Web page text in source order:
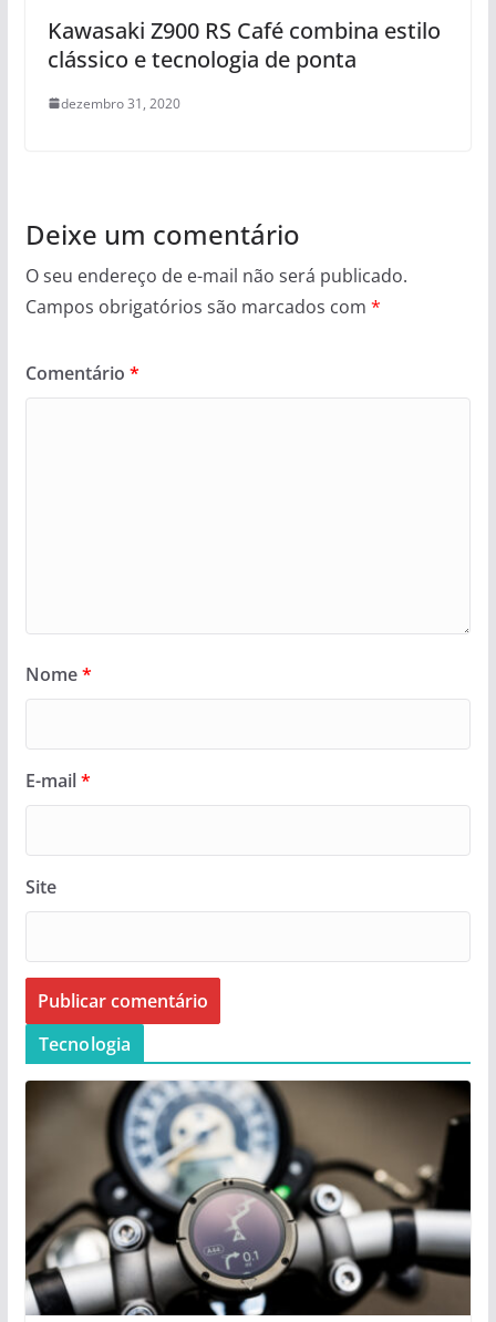
Kawasaki Z900 RS Café combina estilo
clássico e tecnologia de ponta
dezembro 31, 2020
Deixe um comentário
O seu endereço de e-mail não será publicado.
Campos obrigatórios são marcados com *
Comentário *
Nome*
E-mail*
Site
Tecnologia